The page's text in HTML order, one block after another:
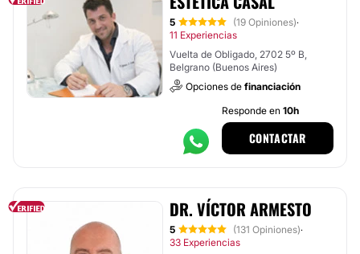
5 (19 Opiniones)·
11 Experiencias
Vuelta de Obligado, 2702 5º B,
Belgrano (Buenos Aires)
Opciones de financiación
Responde en 10h
CONTACTAR
DR. VÍCTOR ARMESTO
5 (131 Opiniones)·
33 Experiencias